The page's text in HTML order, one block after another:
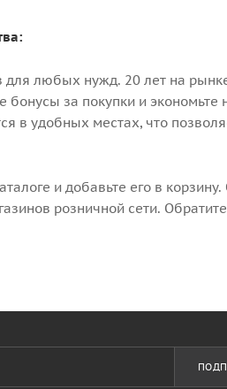
для любых нужд. 20 лет на
за покупки и
в удобных местах, что
и добавьте его в корзину.
розничной сети.